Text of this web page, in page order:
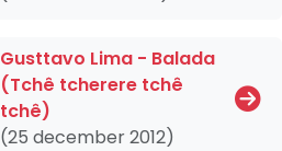
Gusttavo Lima - Balada
(Tchê tcherere tchê
tchê)
(25 december 2012)